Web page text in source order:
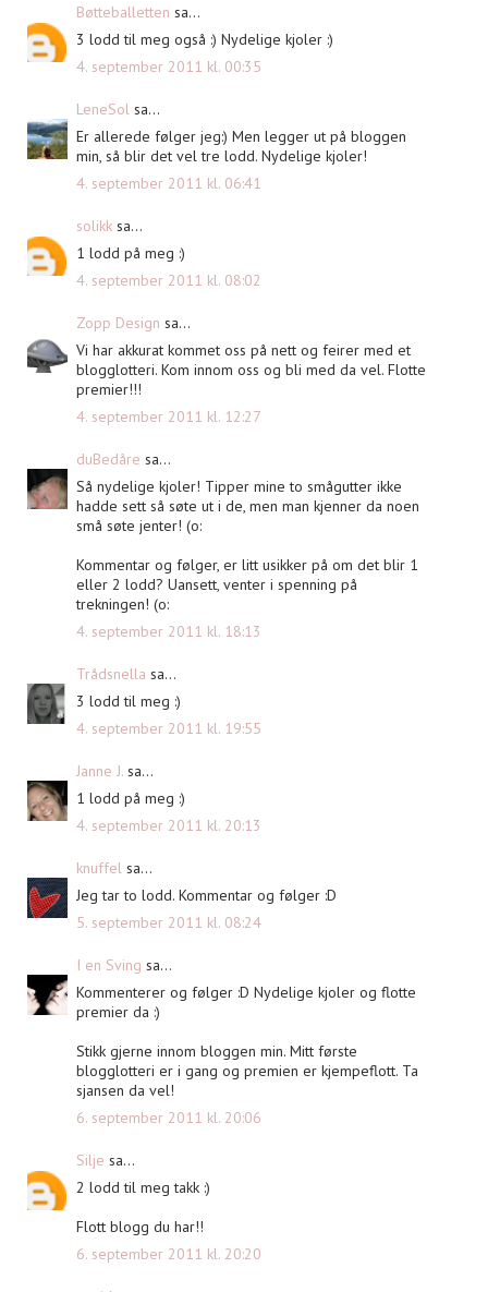
Bøtteballetten sa...
3 lodd til meg også :) Nydelige kjoler :)
4. september 2011 kl. 00:35
LeneSol sa...
Er allerede følger jeg:) Men legger ut på bloggen
min, så blir det vel tre lodd. Nydelige kjoler!
4. september 2011 kl. 06:41
solikk sa...
1 lodd på meg :)
4. september 2011 kl. 08:02
Zopp Design sa...
Vi har akkurat kommet oss på nett og feirer med et
blogglotteri. Kom innom oss og bli med da vel. Flotte
premier!!!
4. september 2011 kl. 12:27
duBedåre sa...
Så nydelige kjoler! Tipper mine to smågutter ikke
hadde sett så søte ut i de, men man kjenner da noen
små søte jenter! (o:
Kommentar og følger, er litt usikker på om det blir 1
eller 2 lodd? Uansett, venter i spenning på
trekningen! (o:
4. september 2011 kl. 18:13
Trådsnella sa...
3 lodd til meg :)
4. september 2011 kl. 19:55
Janne J. sa...
1 lodd på meg :)
4. september 2011 kl. 20:13
knuffel sa...
Jeg tar to lodd. Kommentar og følger :D
5. september 2011 kl. 08:24
I en Sving sa...
Kommenterer og følger :D Nydelige kjoler og flotte
premier da :)
Stikk gjerne innom bloggen min. Mitt første
blogglotteri er i gang og premien er kjempeflott. Ta
sjansen da vel!
6. september 2011 kl. 20:06
Silje sa...
2 lodd til meg takk :)
Flott blogg du har!!
6. september 2011 kl. 20:20